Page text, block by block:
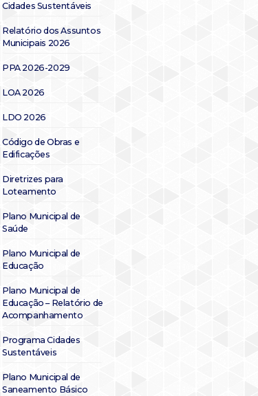
Cidades Sustentáveis
Relatório dos Assuntos
Municipais 2026
PPA 2026-2029
LOA 2026
LDO 2026
Código de Obras e
Edificações
Diretrizes para
Loteamento
Plano Municipal de
Saúde
Plano Municipal de
Educação
Plano Municipal de
Educação – Relatório de
Acompanhamento
Programa Cidades
Sustentáveis
Plano Municipal de
Saneamento Básico